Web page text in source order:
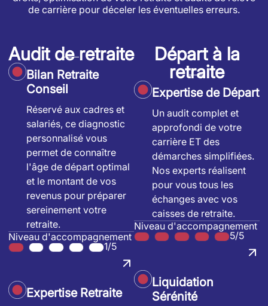
de carrière pour déceler les éventuelles erreurs.
Audit de retraite
Bilan Retraite
Conseil
Réservé aux cadres et
salariés, ce diagnostic
personnalisé vous
permet de connaître
l'âge de départ optimal
et le montant de vos
revenus pour préparer
sereinement votre
retraite.
Niveau d'accompagnement
1/5
Expertise Retraite
Départ à la
retraite
Expertise de Départ
Un audit complet et
approfondi de votre
carrière ET des
démarches simplifiées.
Nos experts réalisent
pour vous tous les
échanges avec vos
caisses de retraite.
Niveau d'accompagnement
5/5
Liquidation
Sérénité